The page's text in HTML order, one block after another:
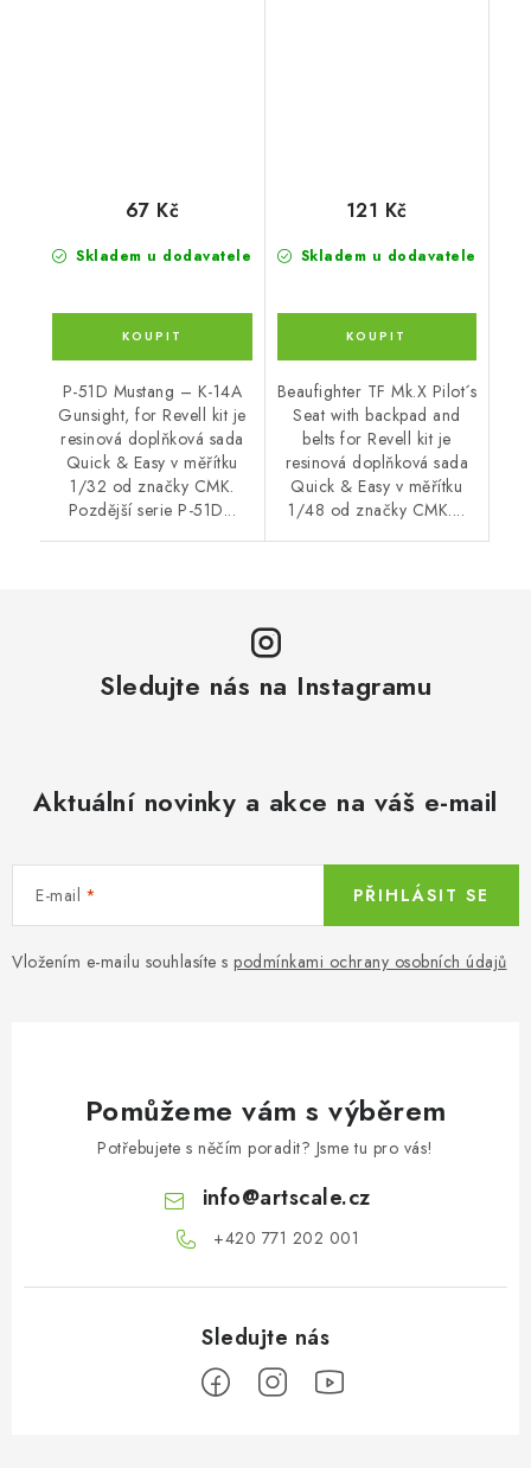
Skladem u dodavatele
67 Kč
P-51D Mustang – K-14A
Gunsight, for Revell kit je
resinová doplňková sada
Quick & Easy v měřítku
1/32 od značky CMK.
Pozdější serie P-51D...
Skladem u dodavatele
121 Kč
Beaufighter TF Mk.X Pilot´s
Seat with backpad and
belts for Revell kit je
resinová doplňková sada
Quick & Easy v měřítku
1/48 od značky CMK....
Sledujte nás na Instagramu
Aktuální novinky a akce na váš e-mail
E-mail
Vložením e-mailu souhlasíte s podmínkami ochrany osobních údajů
PŘIHLÁSIT SE
Pomůžeme vám s výběrem
Potřebujete s něčím poradit? Jsme tu pro vás!
info@artscale.cz
+420 771 202 001​